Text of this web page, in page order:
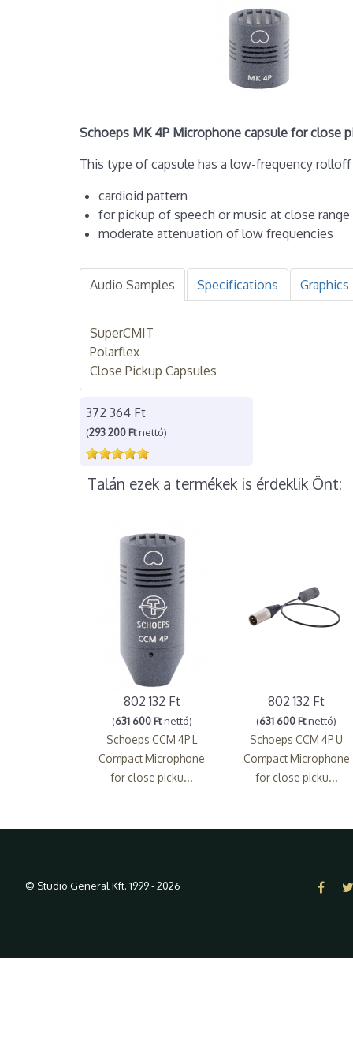
Schoeps MK 4P Microphone capsule for close
This type of capsule has a low-frequency
cardioid pattern
for pickup of speech or music at close range
moderate attenuation of low frequencies
Audio Samples Specifications Graphics
SuperCMIT
Polarflex
Close Pickup Capsules
372 364 Ft
(293 200 Ftnettó)
Talán ezek a termékek is érdeklik Önt:
802 132 Ft
(631 600 Ftnettó)
Schoeps CCM 4P L
Compact Microphone
for close picku...
802 132 Ft
(631 600 Ftnettó)
Schoeps CCM 4P U
Compact Microphone
for close picku...
© Studio General Kft. 1999 - 2026